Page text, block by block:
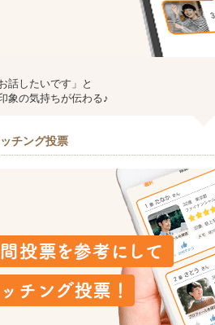
話したいです」と
象の気持ちが伝わる♪
チング投票